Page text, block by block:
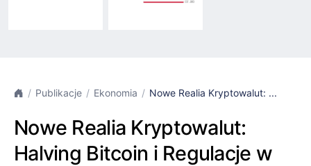
Publikacje Ekonomia Nowe Realia Kryptowalut: ...
Nowe Realia Kryptowalut:
Halving Bitcoin i Regulacje w